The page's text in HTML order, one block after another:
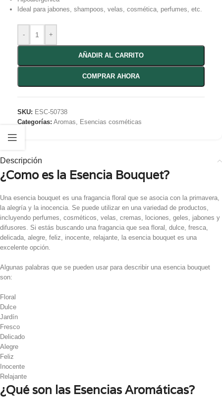
Ideal para jabones, shampoos, velas, cosmética, perfumes, etc.
- +
AÑADIR AL CARRITO
COMPRAR AHORA
SKU: ESC-50738
Categorías: Aromas, Esencias cosméticas
Descripción
¿Como es la Esencia Bouquet?
Una esencia bouquet es una fragancia floral que se asocia con la primavera,
la alegría y la inocencia. Se puede utilizar en una variedad de productos,
incluyendo perfumes, cosméticos, velas, cremas, lociones, geles, jabones y
difusores. Si estás buscando una fragancia que sea floral, dulce, fresca,
delicada, alegre, feliz, inocente, relajante, la esencia bouquet es una
excelente opción.
Algunas palabras que se pueden usar para describir una esencia bouquet
son:
Floral
Dulce
Jardín
Fresco
Delicado
Alegre
Feliz
Inocente
Relajante
¿Qué son las Esencias Aromáticas?